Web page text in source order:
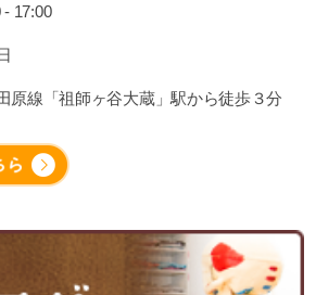
17:00
原線「祖師ヶ谷大蔵」駅から徒歩３分